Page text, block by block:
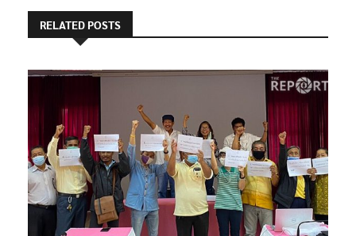
RELATED POSTS